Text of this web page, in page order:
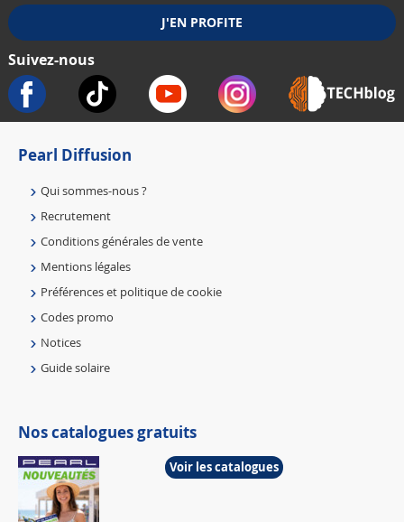
Suivez-nous
Pearl Diffusion
Qui sommes-nous ?
Recrutement
Conditions générales de vente
Mentions légales
Préférences et politique de cookie
Codes promo
Notices
Guide solaire
Nos catalogues gratuits
Voir les catalogues